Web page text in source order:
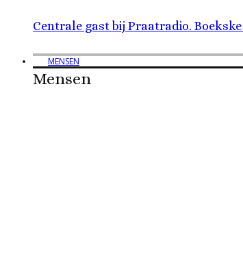
Centrale gast bij Praatradio.
MENSEN
Mensen